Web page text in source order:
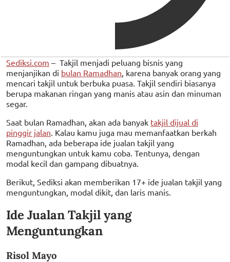
Sediksi.com – Takjil menjadi peluang bisnis yang
menjanjikan di bulan Ramadhan , karena banyak orang yang
mencari takjil untuk berbuka puasa. Takjil sendiri biasanya
berupa makanan ringan yang manis atau asin dan minuman
segar.
Saat bulan Ramadhan, akan ada banyak takjil dijual di
pinggir jalan . Kalau kamu juga mau memanfaatkan berkah
Ramadhan, ada beberapa ide jualan takjil yang
menguntungkan untuk kamu coba. Tentunya, dengan
modal kecil dan gampang dibuatnya.
Berikut, Sediksi akan memberikan 17+ ide jualan takjil yang
menguntungkan, modal dikit, dan laris manis.
Ide Jualan Takjil yang
Menguntungkan
Risol Mayo